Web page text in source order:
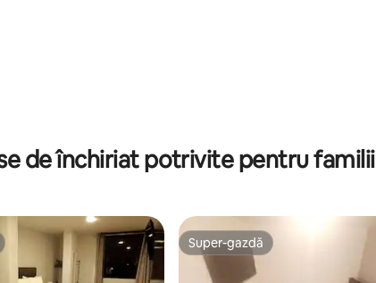
de închiriat potrivite pentru familii
Super-gazdă
Super-gazdă